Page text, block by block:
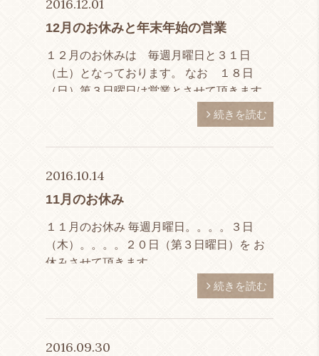
2016.12.01
12月のお休みと年末年始の営業
１２月のお休みは 毎週月曜日と３１日
（土）となっております。 なお １８日
（日）第３日曜日は営業とさせて頂きます。
年末年始のお休みは １２/３１（土）～１/
５（木）までとなっております。 なお ３
０日（金）は１６時まで […]
続きを読む
2016.10.14
11月のお休み
１１月のお休み 毎週月曜日。。。。３日
（木）。。。。２０日（第３日曜日）を お
休みさせて頂きます。
続きを読む
2016.09.30